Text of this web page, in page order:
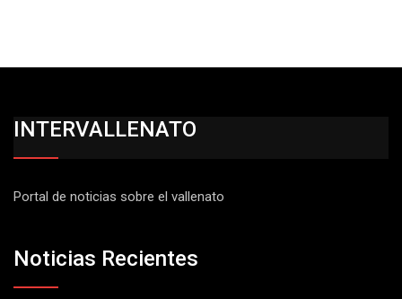
INTERVALLENATO
Portal de noticias sobre el vallenato
Noticias Recientes